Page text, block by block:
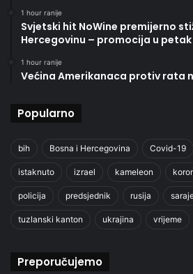
1 hour ranije
Svjetski hit NoWine premijerno
Hercegovinu – promocija u petak
1 hour ranije
Većina Amerikanaca protiv rata
Popularno
bih Bosna i Hercegovina Covid-19
istaknuto izrael kameleon
policija predsjednik rusija
tuzlanski kanton ukrajina vrijeme
Preporučujemo